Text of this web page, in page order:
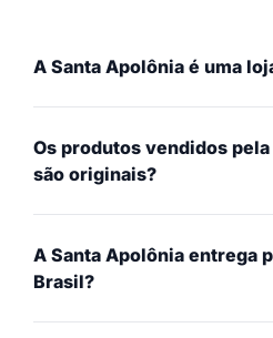
A Santa Apolônia é uma
Os produtos vendidos
são originais?
A Santa Apolônia entrega
Brasil?